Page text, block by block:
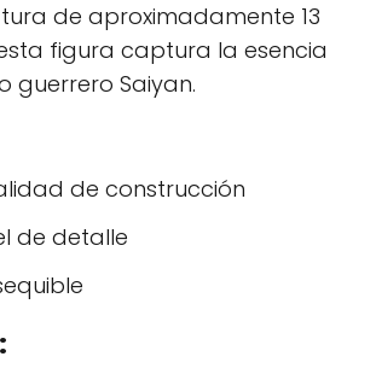
de aproximadamente 13
figura captura la esencia
guerrero Saiyan.
de construcción
de detalle